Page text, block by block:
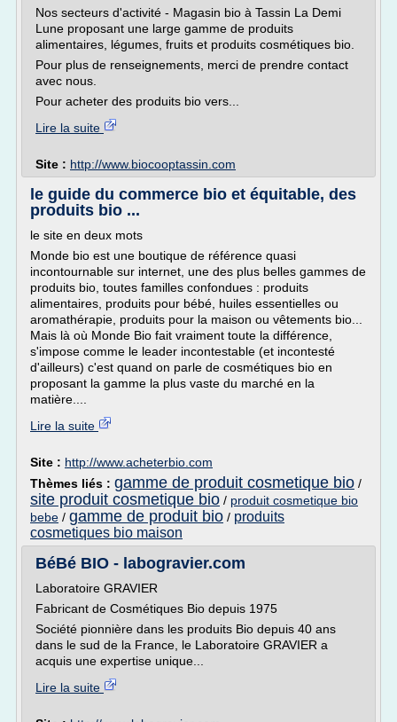
Nos secteurs d'activité - Magasin bio à Tassin La Demi
Lune proposant une large gamme de produits
alimentaires, légumes, fruits et produits cosmétiques bio.
Pour plus de renseignements, merci de prendre contact
avec nous.
Pour acheter des produits bio vers...
Lire la suite
Site : http://www.biocooptassin.com
le guide du commerce bio et équitable, des
produits bio ...
le site en deux mots
Monde bio est une boutique de référence quasi
incontournable sur internet, une des plus belles gammes de
produits bio, toutes familles confondues : produits
alimentaires, produits pour bébé, huiles essentielles ou
aromathérapie, produits pour la maison ou vêtements bio...
Mais là où Monde Bio fait vraiment toute la différence,
s'impose comme le leader incontestable (et incontesté
d'ailleurs) c'est quand on parle de cosmétiques bio en
proposant la gamme la plus vaste du marché en la
matière....
Lire la suite
Site : http://www.acheterbio.com
Thèmes liés : gamme de produit cosmetique bio /
site produit cosmetique bio / produit cosmetique bio
bebe / gamme de produit bio / produits
cosmetiques bio maison
BéBé BIO - labogravier.com
Laboratoire GRAVIER
Fabricant de Cosmétiques Bio depuis 1975
Société pionnière dans les produits Bio depuis 40 ans
dans le sud de la France, le Laboratoire GRAVIER a
acquis une expertise unique...
Lire la suite